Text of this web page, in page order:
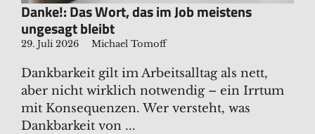
Danke!: Das Wort, das im Job meistens
ungesagt bleibt
29. Juli 2026 Michael Tomoff
Dankbarkeit gilt im Arbeitsalltag als nett,
aber nicht wirklich notwendig – ein Irrtum
mit Konsequenzen. Wer versteht, was
Dankbarkeit von ...